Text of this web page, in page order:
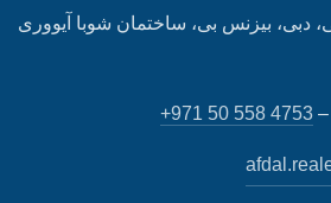
دبی، بیزنس بی، ساختمان شوبا آیووری
+971 50 558 4753